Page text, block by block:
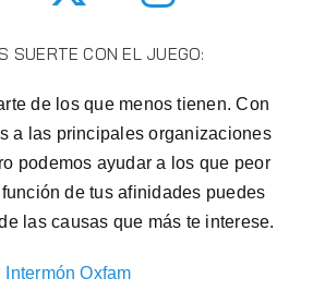
SUERTE CON EL JUEGO:
de los que menos tienen. Con
a las principales organizaciones
podemos ayudar a los que peor
de tus afinidades puedes
las causas que más te interese.
Intermón Oxfam